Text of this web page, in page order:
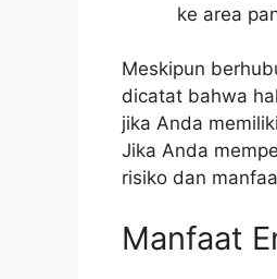
ke area
Meskipun
dicatat bahwa
jika Anda
Jika Anda
risiko dan
Manfaat